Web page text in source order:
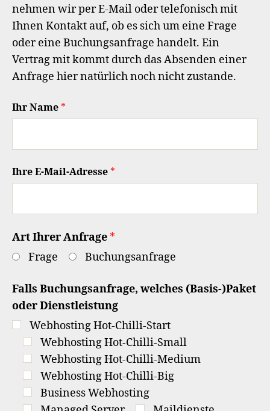
nehmen wir per E-Mail oder telefonisch mit
Ihnen Kontakt auf, ob es sich um eine Frage
oder eine Buchungsanfrage handelt. Ein
Vertrag mit kommt durch das Absenden einer
Anfrage hier natürlich noch nicht zustande.
Ihr Name *
Ihre E-Mail-Adresse *
Art Ihrer Anfrage *
Frage
Buchungsanfrage
Falls Buchungsanfrage, welches (Basis-)Paket
oder Dienstleistung
Webhosting Hot-Chilli-Start
Webhosting Hot-Chilli-Small
Webhosting Hot-Chilli-Medium
Webhosting Hot-Chilli-Big
Business Webhosting